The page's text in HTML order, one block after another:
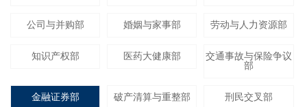
公司与并购部 婚姻与家事部 劳动与人力资源部
知识产权部 医药大健康部
交通事故与保险争议
部
金融证券部 破产清算与重整部 刑民交叉部